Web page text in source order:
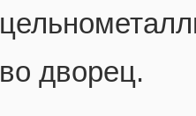
во дворец.